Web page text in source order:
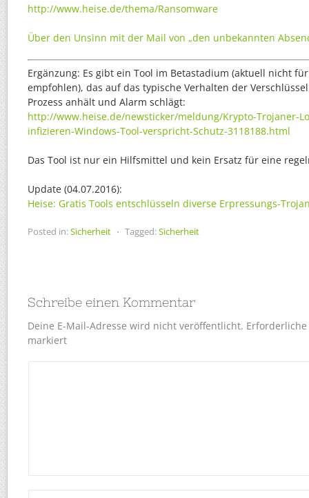
http://www.heise.de/thema/Ransomware
Über den Unsinn mit der Mail von „den unbekannten
Ergänzung: Es gibt ein Tool im Betastadium (aktuell nicht
empfohlen), das auf das typische Verhalten der
Prozess anhält und Alarm schlägt:
http://www.heise.de/newsticker/meldung/Krypto-Trojaner-
infizieren-Windows-Tool-verspricht-Schutz-3118188.html
Das Tool ist nur ein Hilfsmittel und kein Ersatz für eine
Update (04.07.2016):
Heise: Gratis Tools entschlüsseln diverse Erpressungs-
Posted in:Sicherheit ⋅ Tagged:Sicherheit
Schreibe einen Kommentar
Deine E-Mail-Adresse wird nicht veröffentlicht.
markiert